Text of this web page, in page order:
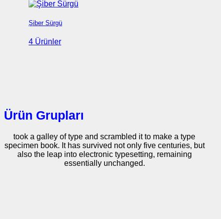
Şiber Sürgü
4 Ürünler
Ürün Grupları
took a galley of type and scrambled it to make a type
specimen book. It has survived not only five centuries, but
also the leap into electronic typesetting, remaining
essentially unchanged.